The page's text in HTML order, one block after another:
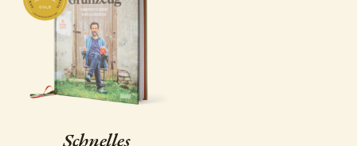
Schnelles